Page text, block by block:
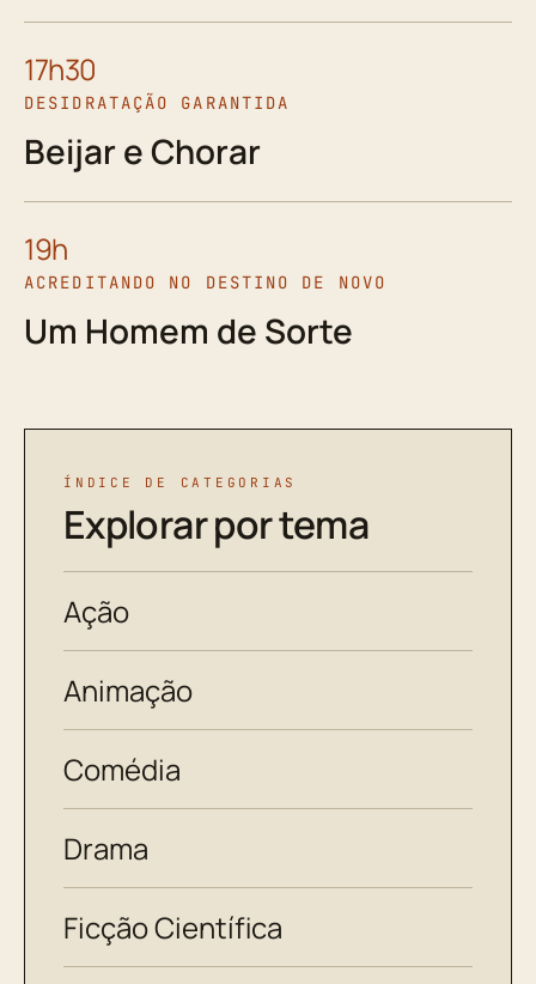
17h30
DESIDRATAÇÃO GARANTIDA
Beijar e Chorar
19h
ACREDITANDO NO DESTINO DE NOVO
Um Homem de Sorte
ÍNDICE DE CATEGORIAS
Explorar por tema
Ação
Animação
Comédia
Drama
Ficção Científica